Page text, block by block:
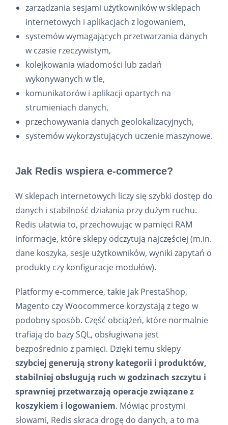
zarządzania sesjami użytkowników w sklepach
internetowych i aplikacjach z logowaniem,
systemów wymagających przetwarzania danych
w czasie rzeczywistym,
kolejkowania wiadomości lub zadań
wykonywanych w tle,
komunikatorów i aplikacji opartych na
strumieniach danych,
przechowywania danych geolokalizacyjnych,
systemów wykorzystujących uczenie maszynowe.
Jak Redis wspiera e-commerce?
W sklepach internetowych liczy się szybki dostęp do
danych i stabilność działania przy dużym ruchu.
Redis ułatwia to, przechowując w pamięci RAM
informacje, które sklepy odczytują najczęściej (m.in.
dane koszyka, sesje użytkowników, wyniki zapytań o
produkty czy konfiguracje modułów).
Platformy e-commerce, takie jak PrestaShop,
Magento czy Woocommerce korzystają z tego w
podobny sposób. Część obciążeń, które normalnie
trafiają do bazy SQL, obsługiwana jest
bezpośrednio z pamięci. Dzięki temu sklepy
szybciej generują strony kategorii i produktów,
stabilniej obsługują ruch w godzinach szczytu i
sprawniej przetwarzają operacje związane z
koszykiem i logowaniem. Mówiąc prostymi
słowami, Redis skraca drogę do danych, a to ma